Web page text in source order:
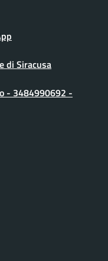
di Siracusa
- 3484990692 -